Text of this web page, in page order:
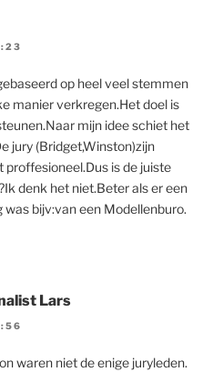
op heel veel stemmen
manier verkregen.Het doel is
mijn idee schiet het
jury (Bridget,Winston)zijn
proffesioneel.Dus is de juiste
denk het niet.Beter als er een
bijv:van een Modellenburo.
Lars
waren niet de enige juryleden.